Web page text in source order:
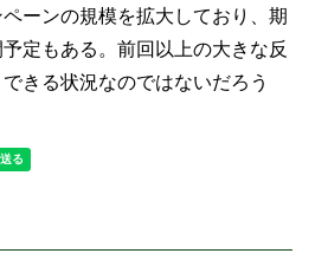
ーンの規模を拡大しており、期
定もある。前回以上の大きな反
きる状況なのではないだろう